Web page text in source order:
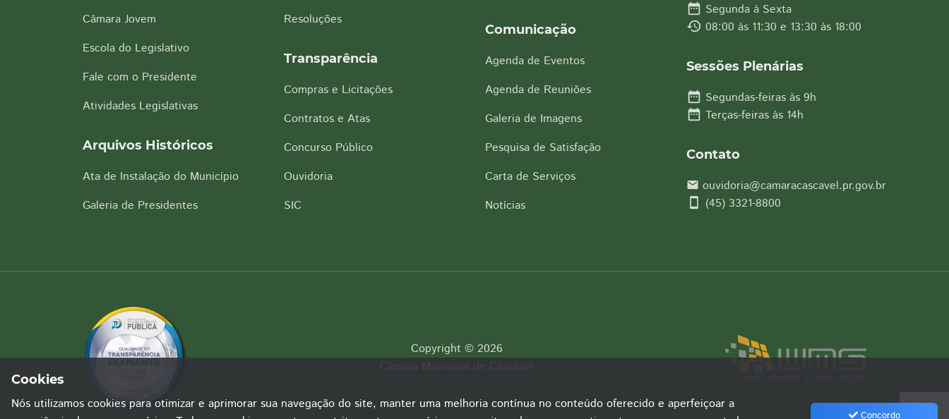
Câmara Jovem
Escola do Legislativo
Fale com o Presidente
Atividades Legislativas
Arquivos Históricos
Ata de Instalação do Município
Galeria de Presidentes
Resoluções
Transparência
Compras e Licitações
Contratos e Atas
Concurso Público
Ouvidoria
SIC
Comunicação
Agenda de Eventos
Agenda de Reuniões
Galeria de Imagens
Pesquisa de Satisfação
Carta de Serviços
Notícias
date_range Segunda à Sexta
history 08:00 às 11:30 e 13:30 às 18:00
Sessões Plenárias
date_range Segundas-feiras às 9h
date_range Terças-feiras às 14h
Contato
email ouvidoria@camaracascavel.pr.gov.br
smartphone (45) 3321-8800
Copyright © 2026
Cookies
Nós utilizamos cookies para otimizar e aprimorar sua navegação do site, manter uma melhoria contínua no conteúdo oferecido e aperfeiçoar a
Concordo